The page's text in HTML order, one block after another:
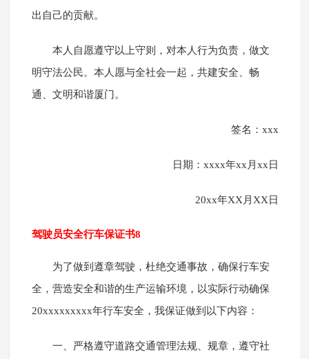
出自己的贡献。
本人自愿遵守以上守则，对本人行为负责，做文
明守法公民。本人愿与全社会一起，共建安全、畅
通、文明和谐厦门。
签名：xxx
日期：xxxx年xx月xx日
20xx年XX月XX日
驾驶员安全行车保证书8
为了做到遵章驾驶，杜绝交通事故，确保行车安
全，营造安全和谐的生产运输环境，以实际行动确保
20xxxxxxxxx年行车安全，我保证做到以下内容：
一、严格遵守道路交通管理法规、规章，遵守社